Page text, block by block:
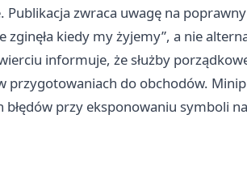
Publikacja zwraca uwagę na
zginęła kiedy my żyjemy”, a nie
informuje, że służby
przygotowaniach do obchodów.
błędów przy eksponowaniu symboli